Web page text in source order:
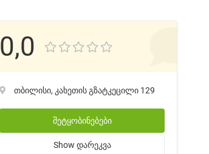
0,0
თბილისი, კახეთის გზატკეცილი 129
შეტყობინებები
Show დარეკვა